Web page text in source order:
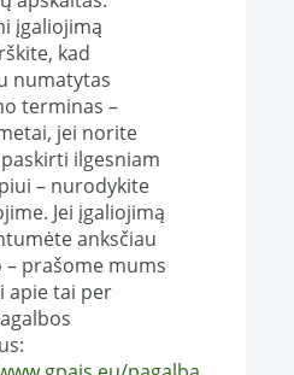
įgaliojimą
kad
numatytas
terminas –
jei norite
ilgesniam
– nurodykite
Jei įgaliojimą
anksčiau
prašome mums
apie tai per